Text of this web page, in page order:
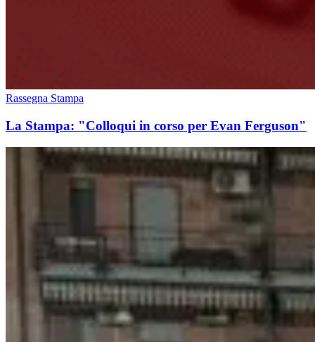
Rassegna Stampa
La Stampa: "Colloqui in corso per Evan Ferguson"